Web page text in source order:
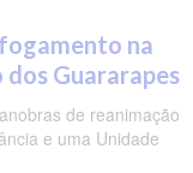
na
dos Guararapes
de reanimação
e uma Unidade